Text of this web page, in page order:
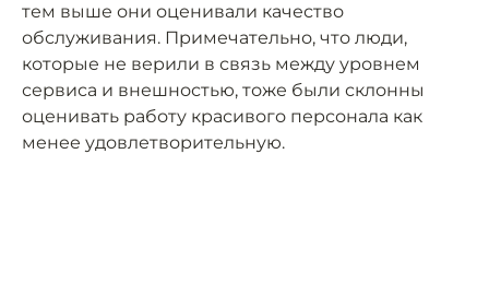
тем выше они оценивали качество
обслуживания. Примечательно, что люди,
которые не верили в связь между уровнем
сервиса и внешностью, тоже были склонны
оценивать работу красивого персонала как
менее удовлетворительную.